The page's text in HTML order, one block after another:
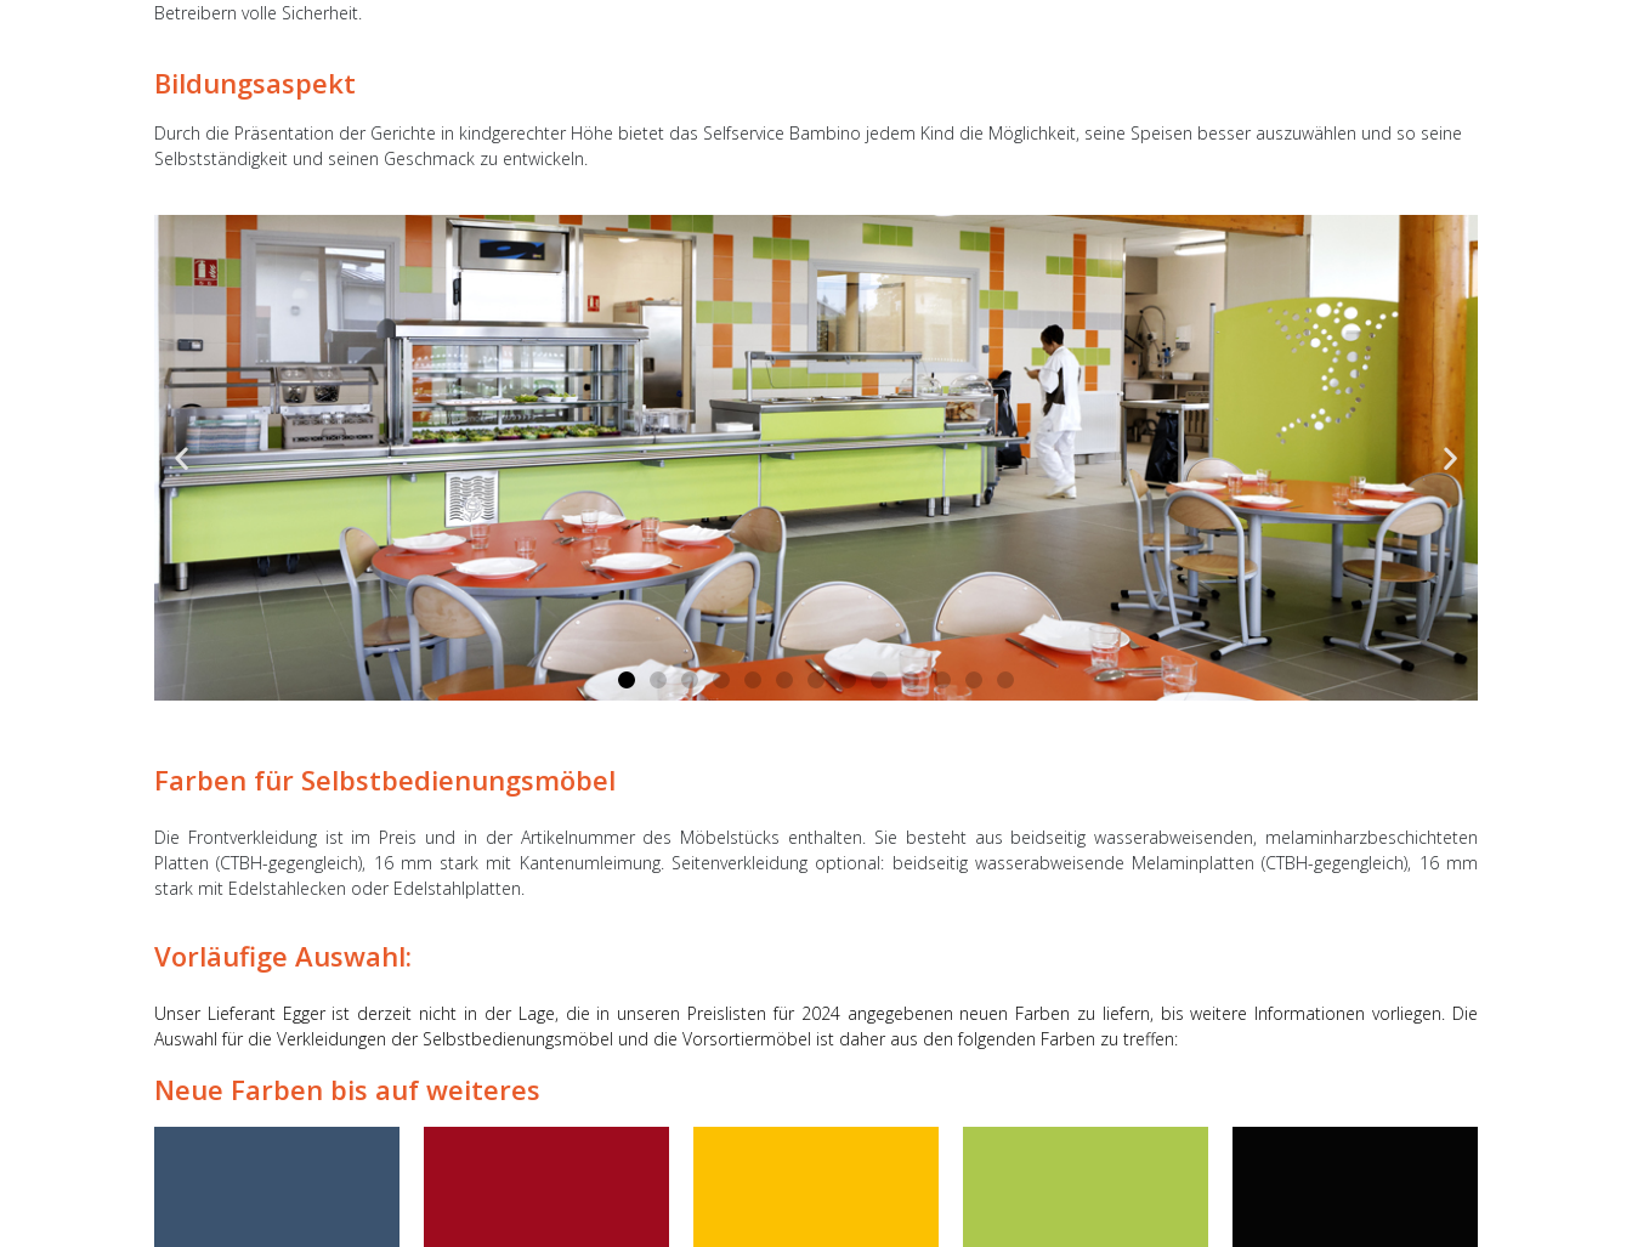
Betreibern volle Sicherheit.
Bildungsaspekt
Durch die Präsentation der Gerichte in kindgerechter Höhe bietet das Selfservice Bambino jedem Kind die Möglichkeit, seine Speisen besser auszuwählen und so seine
Selbstständigkeit und seinen Geschmack zu entwickeln.
Farben für Selbstbedienungsmöbel
Die Frontverkleidung ist im Preis und in der Artikelnummer des Möbelstücks enthalten. Sie besteht aus beidseitig wasserabweisenden, melaminharzbeschichteten
Platten (CTBH-gegengleich), 16 mm stark mit Kantenumleimung. Seitenverkleidung optional: beidseitig wasserabweisende Melaminplatten (CTBH-gegengleich), 16 mm
stark mit Edelstahlecken oder Edelstahlplatten.
Vorläufige Auswahl:
Unser Lieferant Egger ist derzeit nicht in der Lage, die in unseren Preislisten für 2024 angegebenen neuen Farben zu liefern, bis weitere Informationen vorliegen. Die
Auswahl für die Verkleidungen der Selbstbedienungsmöbel und die Vorsortiermöbel ist daher aus den folgenden Farben zu treffen:
Neue Farben bis auf weiteres